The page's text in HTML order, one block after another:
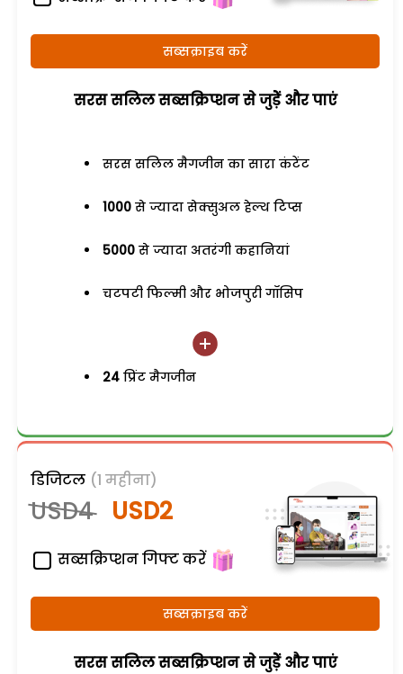
सब्सक्राइब करें
सरस सलिल सब्सक्रिप्शन से जुड़ेें और पाएं
सरस सलिल मैगजीन का सारा कंटेंट
1000 से ज्यादा सेक्सुअल हेल्थ टिप्स
5000 से ज्यादा अतरंगी कहानियां
चटपटी फिल्मी और भोजपुरी गॉसिप
24 प्रिंट मैगजीन
डिजिटल (1 महीना)
USD4 USD2
सब्सक्रिप्शन गिफ्ट करें
सब्सक्राइब करें
सरस सलिल सब्सक्रिप्शन से जुड़ेें और पाएं